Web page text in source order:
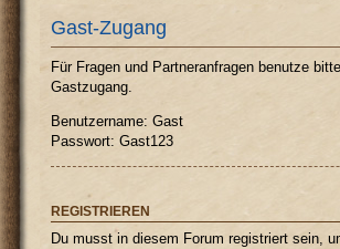
Gast-Zugang
Für Fragen und Partneranfragen benutze
Gastzugang.
Benutzername: Gast
Passwort: Gast123
REGISTRIEREN
Du musst in diesem Forum registriert sein,